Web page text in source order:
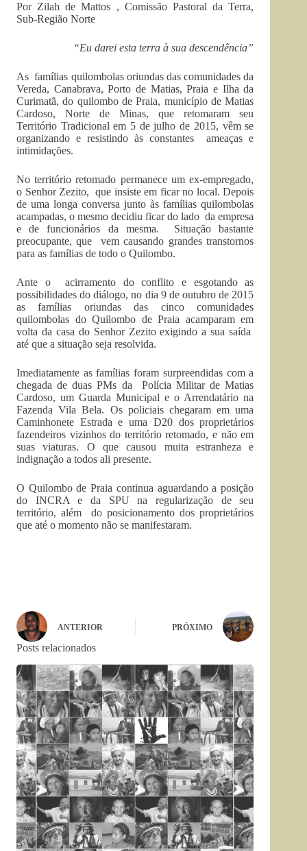
Por Zilah de Mattos , Comissão Pastoral da Terra,
Sub-Região Norte
“Eu darei esta terra à sua descendência”
As famílias quilombolas oriundas das comunidades da
Vereda, Canabrava, Porto de Matias, Praia e Ilha da
Curimatã, do quilombo de Praia, município de Matias
Cardoso, Norte de Minas, que retomaram seu
Território Tradicional em 5 de julho de 2015, vêm se
organizando e resistindo às constantes ameaças e
intimidações.
No território retomado permanece um ex-empregado,
o Senhor Zezito, que insiste em ficar no local. Depois
de uma longa conversa junto às famílias quilombolas
acampadas, o mesmo decidiu ficar do lado da empresa
e de funcionários da mesma. Situação bastante
preocupante, que vem causando grandes transtornos
para as famílias de todo o Quilombo.
Ante o acirramento do conflito e esgotando as
possibilidades do diálogo, no dia 9 de outubro de 2015
as famílias oriundas das cinco comunidades
quilombolas do Quilombo de Praia acamparam em
volta da casa do Senhor Zezito exigindo a sua saída
até que a situação seja resolvida.
Imediatamente as famílias foram surpreendidas com a
chegada de duas PMs da Polícia Militar de Matias
Cardoso, um Guarda Municipal e o Arrendatário na
Fazenda Vila Bela. Os policiais chegaram em uma
Caminhonete Estrada e uma D20 dos proprietários
fazendeiros vizinhos do território retomado, e não em
suas viaturas. O que causou muita estranheza e
indignação a todos ali presente.
O Quilombo de Praia continua aguardando a posição
do INCRA e da SPU na regularização de seu
território, além do posicionamento dos proprietários
que até o momento não se manifestaram.
ANTERIOR PRÓXIMO
Posts relacionados